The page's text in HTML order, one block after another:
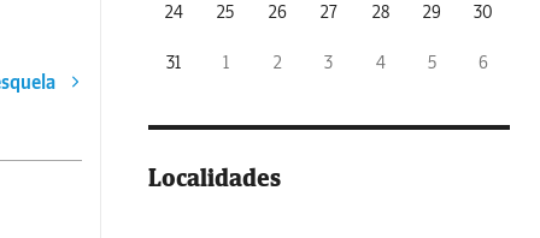
24 25 26 27 28 29 30
31 1 2 3 4 5 6
Localidades